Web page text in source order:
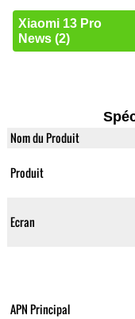
Xiaomi 13 Pro
News (2)
Nom du Produit
Produit
Ecran
APN Principal